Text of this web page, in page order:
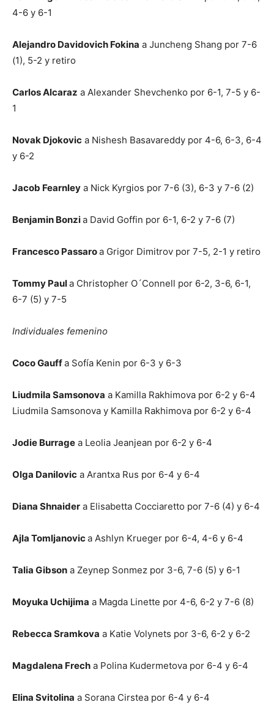
4-6 y 6-1
Alejandro Davidovich Fokina a Juncheng Shang por 7-6
(1), 5-2 y retiro
Carlos Alcaraz a Alexander Shevchenko por 6-1, 7-5 y 6-
1
Novak Djokovic a Nishesh Basavareddy por 4-6, 6-3, 6-4
y 6-2
Jacob Fearnley a Nick Kyrgios por 7-6 (3), 6-3 y 7-6 (2)
Benjamin Bonzia David Goffin por 6-1, 6-2 y 7-6 (7)
Francesco Passaroa Grigor Dimitrov por 7-5, 2-1 y retiro
Tommy Paula Christopher O´Connell por 6-2, 3-6, 6-1,
6-7 (5) y 7-5
Individuales femenino
Coco Gauffa Sofía Kenin por 6-3 y 6-3
Liudmila Samsonova a Kamilla Rakhimova por 6-2 y 6-4
Liudmila Samsonova y Kamilla Rakhimova por 6-2 y 6-4
Jodie Burrage a Leolia Jeanjean por 6-2 y 6-4
Olga Danilovic a Arantxa Rus por 6-4 y 6-4
Diana Shnaider a Elisabetta Cocciaretto por 7-6 (4) y 6-4
Ajla Tomljanovica Ashlyn Krueger por 6-4, 4-6 y 6-4
Talia Gibson a Zeynep Sonmez por 3-6, 7-6 (5) y 6-1
Moyuka Uchijima a Magda Linette por 4-6, 6-2 y 7-6 (8)
Rebecca Sramkova a Katie Volynets por 3-6, 6-2 y 6-2
Magdalena Frech a Polina Kudermetova por 6-4 y 6-4
Elina Svitolina a Sorana Cirstea por 6-4 y 6-4